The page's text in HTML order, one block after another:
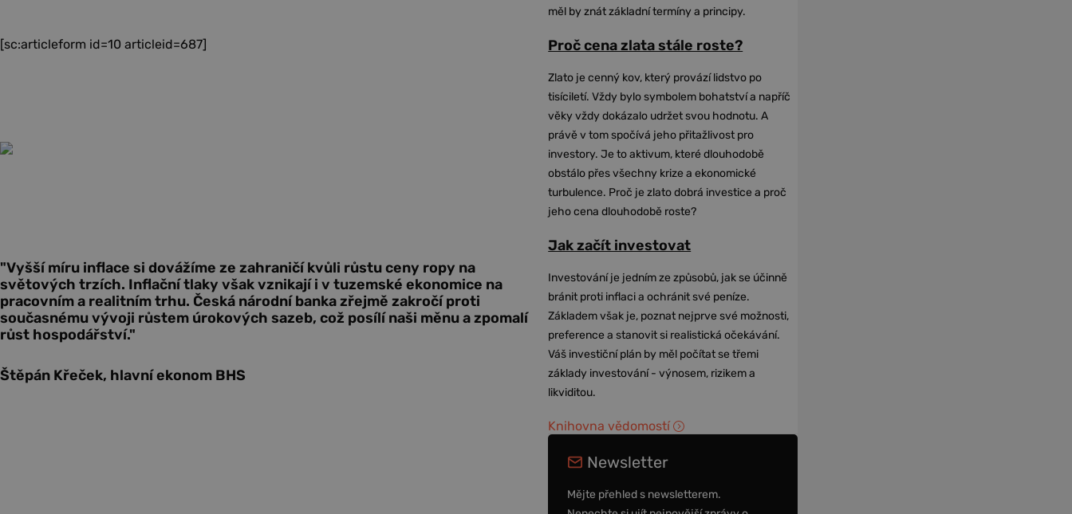
[sc:articleform id=10 articleid=687]
"Vyšší míru inflace si dovážíme ze zahraničí kvůli růstu ceny ropy na
světových trzích. Inflační tlaky však vznikají i v tuzemské ekonomice na
pracovním a realitním trhu. Česká národní banka zřejmě zakročí proti
současnému vývoji růstem úrokových sazeb, což posílí naši měnu a zpomalí
růst hospodářství."
Štěpán Křeček, hlavní ekonom BHS
měl by znát základní termíny a principy.
Proč cena zlata stále roste?
Zlato je cenný kov, který provází lidstvo po
tisíciletí. Vždy bylo symbolem bohatství a napříč
věky vždy dokázalo udržet svou hodnotu. A
právě v tom spočívá jeho přitažlivost pro
investory. Je to aktivum, které dlouhodobě
obstálo přes všechny krize a ekonomické
turbulence. Proč je zlato dobrá investice a proč
jeho cena dlouhodobě roste?
Jak začít investovat
Investování je jedním ze způsobů, jak se účinně
bránit proti inflaci a ochránit své peníze.
Základem však je, poznat nejprve své možnosti,
preference a stanovit si realistická očekávání.
Váš investiční plán by měl počítat se třemi
základy investování - výnosem, rizikem a
likviditou.
Knihovna vědomostí
Newsletter
Mějte přehled s newsletterem.